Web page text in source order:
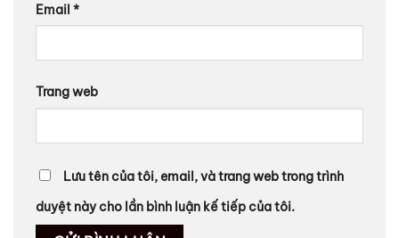
Email *
Trang web
Lưu tên của tôi, email, và trang web trong trình
duyệt này cho lần bình luận kế tiếp của tôi.